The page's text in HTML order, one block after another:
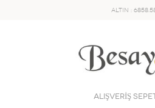
ALTIN :
ALIŞVERİŞ